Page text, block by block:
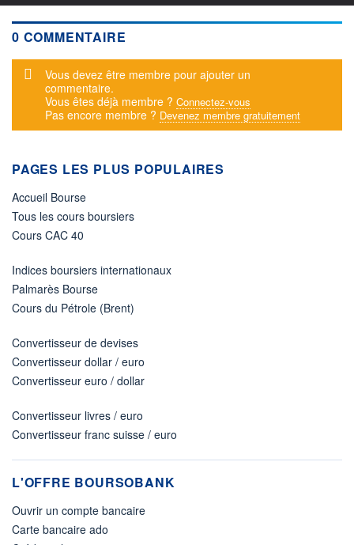
0 COMMENTAIRE
Message d'alerte
Vous devez être membre pour ajouter un
commentaire.
Vous êtes déjà membre ? Connectez-vous
Pas encore membre ? Devenez membre gratuitement
PAGES LES PLUS POPULAIRES
Accueil Bourse
Tous les cours boursiers
Cours CAC 40
Indices boursiers internationaux
Palmarès Bourse
Cours du Pétrole (Brent)
Convertisseur de devises
Convertisseur dollar / euro
Convertisseur euro / dollar
Convertisseur livres / euro
Convertisseur franc suisse / euro
L'OFFRE BOURSOBANK
Ouvrir un compte bancaire
Carte bancaire ado